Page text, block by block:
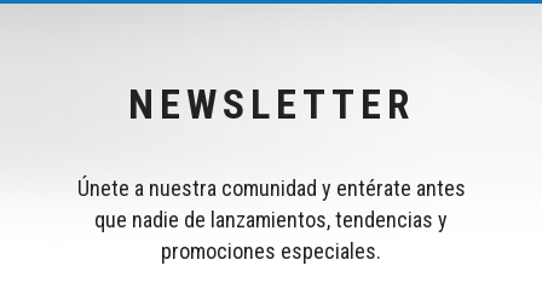
NEWSLETTER
Únete a nuestra comunidad y entérate antes
que nadie de lanzamientos, tendencias y
promociones especiales.